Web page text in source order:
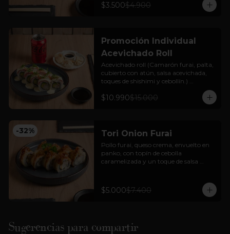
$3.500$4.900
Promoción Individual
Acevichado Roll
Acevichado roll (Camarón furai, palta,
cubierto con atún, salsa acevichada,
toques de shishimi y cebollín.)
+ bebida en lata + 3 unidades gyozas
de cerdo o pollo
$10.990$15.000
-32% Tori Onion Furai
Pollo furai, queso crema, envuelto en
panko, con topín de cebolla
caramelizada y un toque de salsa
$5.000$7.400
Sugerencias para compartir